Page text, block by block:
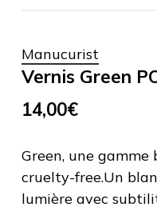
Manucurist
Vernis Green
14,00€
Green, une gamme
cruelty-free.Un
lumière avec